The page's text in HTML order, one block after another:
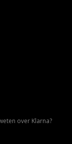
over Klarna?